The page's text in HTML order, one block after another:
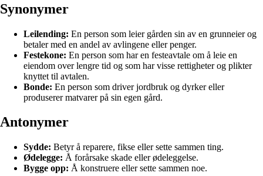
Synonymer
Leilending: En person som leier gården sin av en grunneier og
betaler med en andel av avlingene eller penger.
Festekone: En person som har en festeavtale om å leie en
eiendom over lengre tid og som har visse rettigheter og plikter
knyttet til avtalen.
Bonde: En person som driver jordbruk og dyrker eller
produserer matvarer på sin egen gård.
Antonymer
Sydde: Betyr å reparere, fikse eller sette sammen ting.
Ødelegge: Å forårsake skade eller ødeleggelse.
Bygge opp: Å konstruere eller sette sammen noe.